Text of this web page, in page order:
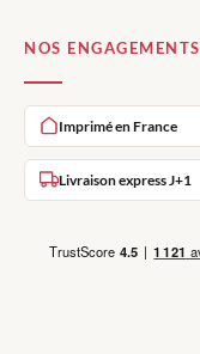
NOS ENGAGEMENTS
Imprimé en France
Livraison express J+1